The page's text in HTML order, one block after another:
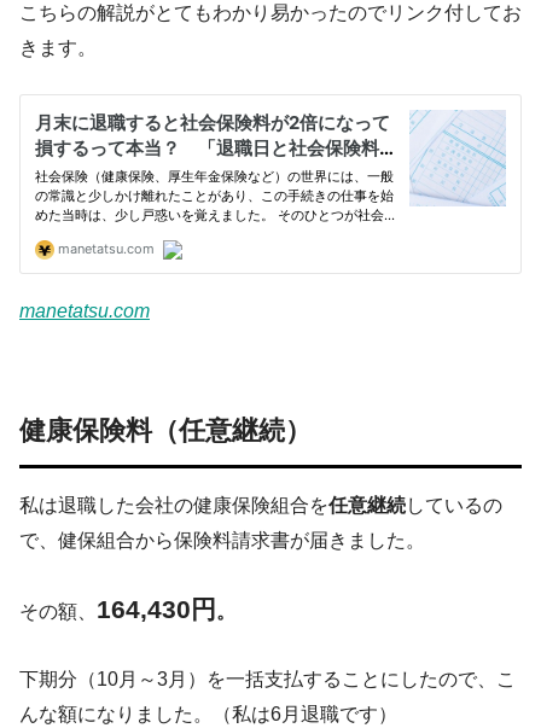
こちらの解説がとてもわかり易かったのでリンク付してお
きます。
manetatsu.com
健康保険料（任意継続）
私は退職した会社の健康保険組合を任意継続しているの
で、健保組合から保険料請求書が届きました。
その額、 164,430円 。
下期分（10月～3月）を一括支払することにしたので、こ
んな額になりました。（私は6月退職です）